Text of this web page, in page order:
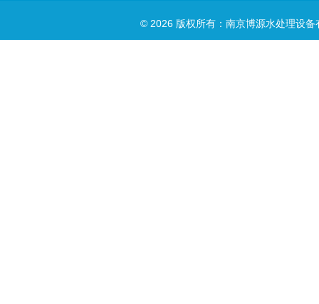
© 2026 版权所有：南京博源水处理设